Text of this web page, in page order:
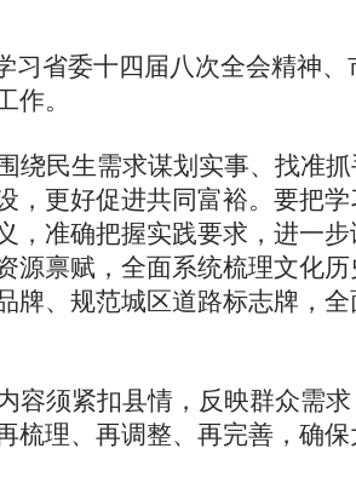
习省委十四届八次全会精神、
。
绕民生需求谋划实事、找准
更好促进共同富裕。 要把学
，准确把握实践要求，进一步
源禀赋，全面系统梳理文化
牌、 规范城区道路标志牌 ，
容须紧扣县情，反映群众需
梳理、再调整、再完善，确保